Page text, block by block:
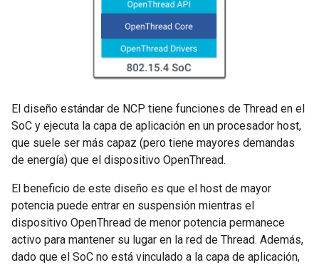
El diseño estándar de NCP tiene funciones de Thread en el
SoC y ejecuta la capa de aplicación en un procesador host,
que suele ser más capaz (pero tiene mayores demandas
de energía) que el dispositivo OpenThread.
El beneficio de este diseño es que el host de mayor
potencia puede entrar en suspensión mientras el
dispositivo OpenThread de menor potencia permanece
activo para mantener su lugar en la red de Thread. Además,
dado que el SoC no está vinculado a la capa de aplicación,